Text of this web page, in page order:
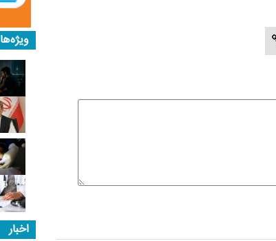
ویژه‌ها
اخبار